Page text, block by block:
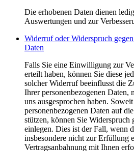
Die erhobenen Daten dienen
Auswertungen und zur
Widerruf oder Widerspruch
Daten
Falls Sie eine Einwilligung zur
erteilt haben, können Sie diese
solcher Widerruf beeinflusst die
Ihrer personenbezogenen Daten,
uns ausgesprochen haben.
personenbezogenen Daten auf
stützen, können Sie Widerspruch
einlegen. Dies ist der Fall, wenn
insbesondere nicht zur Erfüllung
Vertragsanbahnung mit Ihnen